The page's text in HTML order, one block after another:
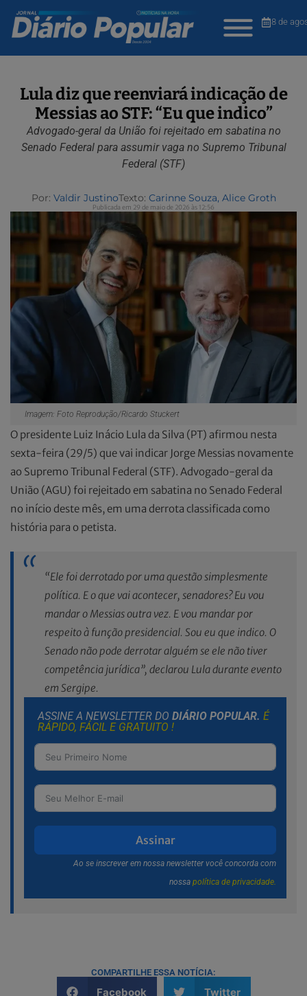
8 de
Lula diz que reenviará indicação de
Messias ao STF: “Eu que indico”
Advogado-geral da União foi rejeitado em sabatina no
Senado Federal para assumir vaga no Supremo Tribunal
Federal (STF)
Por: Valdir JustinoTexto: Carinne Souza, Alice Groth
Publicada em 29 de maio de 2026 às 12:56
Imagem: Foto Reprodução/Ricardo Stuckert
O presidente Luiz Inácio Lula da Silva (PT) afirmou nesta
sexta-feira (29/5) que vai indicar Jorge Messias novamente
ao Supremo Tribunal Federal (STF). Advogado-geral da
União (AGU) foi rejeitado em sabatina no Senado Federal
no início deste mês, em uma derrota classificada como
história para o petista.
“Ele foi derrotado por uma questão simplesmente
política. E o que vai acontecer, senadores? Eu vou
mandar o Messias outra vez. E vou mandar por
respeito à função presidencial. Sou eu que indico. O
Senado não pode derrotar alguém se ele não tiver
competência jurídica”, declarou Lula durante evento
em Sergipe.
ASSINE A NEWSLETTER DO DIÁRIO POPULAR. É
RÁPIDO, FÁCIL E GRATUITO !
Assinar
Ao se inscrever em nossa newsletter você concorda com
nossa política de privacidade.
COMPARTILHE ESSA NOTÍCIA:
Facebook Twitter